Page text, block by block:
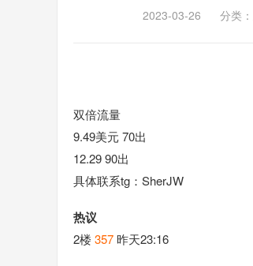
2023-03-26 分类：
双倍流量
9.49美元 70出
12.29 90出
具体联系tg：SherJW
热议
2楼 357 昨天23:16